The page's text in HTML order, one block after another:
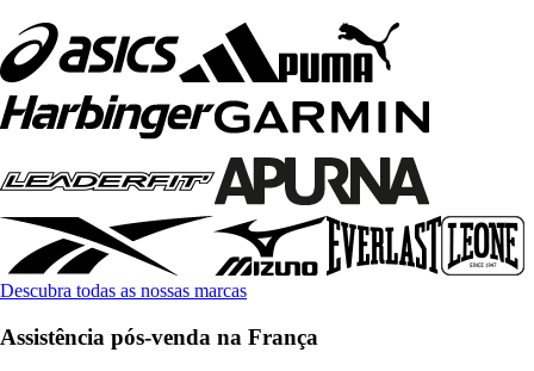
Descubra todas as nossas marcas
Assistência pós-venda na França